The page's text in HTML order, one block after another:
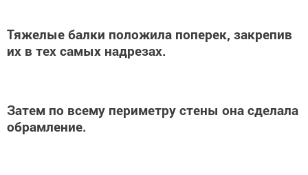
Тяжелые балки положила поперек, закрепив
их в тех самых надрезах.
Затем по всему периметру стены она сделала
обрамление.